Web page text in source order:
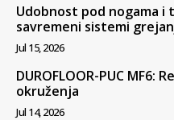
Udobnost pod nogama i
savremeni sistemi
Jul 15, 2026
DUROFLOOR-PUC MF6:
okruženja
Jul 14, 2026